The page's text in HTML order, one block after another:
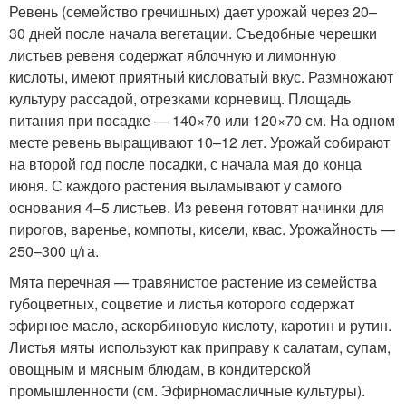
Ревень (семейство гречишных) дает урожай через 20–
30 дней после начала вегетации. Съедобные черешки
листьев ревеня содержат яблочную и лимонную
кислоты, имеют приятный кисловатый вкус. Размножают
культуру рассадой, отрезками корневищ. Площадь
питания при посадке — 140×70 или 120×70 см. На одном
месте ревень выращивают 10–12 лет. Урожай собирают
на второй год после посадки, с начала мая до конца
июня. С каждого растения выламывают у самого
основания 4–5 листьев. Из ревеня готовят начинки для
пирогов, варенье, компоты, кисели, квас. Урожайность —
250–300 ц/га.
Мята перечная — травянистое растение из семейства
губоцветных, соцветие и листья которого содержат
эфирное масло, аскорбиновую кислоту, каротин и рутин.
Листья мяты используют как приправу к салатам, супам,
овощным и мясным блюдам, в кондитерской
промышленности (см. Эфирномасличные культуры).